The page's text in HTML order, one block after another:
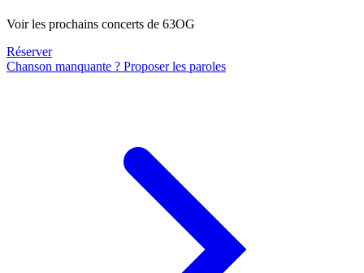
Voir les prochains concerts de 63OG
Réserver
Chanson manquante ? Proposer les paroles